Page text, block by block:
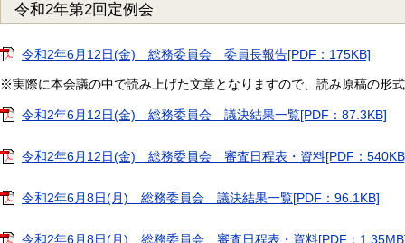
令和2年第2回定例会
令和2年6月12日(金) 総務委員会 委員長報告[PDF：175KB]
※実際に本会議の中で読み上げた文章となりますので、読み原稿の形
令和2年6月12日(金) 総務委員会 議決結果一覧[PDF：87.3KB]
令和2年6月12日(金) 総務委員会 審査日程表・資料[PDF：
令和2年6月8日(月) 総務委員会 議決結果一覧[PDF：96.1KB]
令和2年6月8日(月) 総務委員会 審査日程表・資料[PDF：